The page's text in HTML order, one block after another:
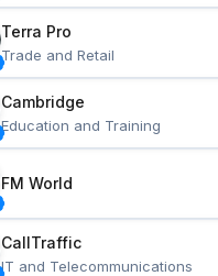
Terra Pro
Trade and Retail
Cambridge
Education and Training
FM World
CallTraffic
IT and Telecommunications